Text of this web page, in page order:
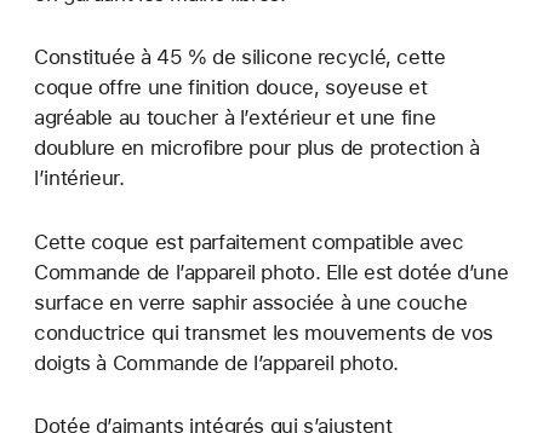
Constituée à 45 % de silicone recyclé, cette
coque offre une finition douce, soyeuse et
agréable au toucher à l’extérieur et une fine
doublure en microfibre pour plus de protection à
l’intérieur.
Cette coque est parfaitement compatible avec
Commande de l’appareil photo. Elle est dotée d’une
surface en verre saphir associée à une couche
conductrice qui transmet les mouvements de vos
doigts à Commande de l’appareil photo.
Dotée d’aimants intégrés qui s’ajustent